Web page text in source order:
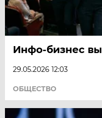
Инфо-бизнес
29.05.2026 12:03
ОБЩЕСТВО